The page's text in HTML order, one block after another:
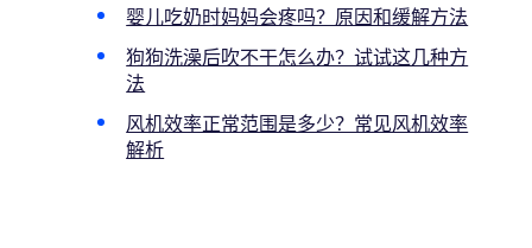
婴儿吃奶时妈妈会疼吗？原因和缓解方法
狗狗洗澡后吹不干怎么办？试试这几种方
法
风机效率正常范围是多少？常见风机效率
解析